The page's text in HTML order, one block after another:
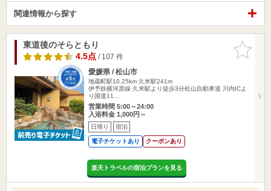
関連情報から探す
お気に入
りに追加
東道後のそらともり
4.5点/ 107 件
愛媛県 / 松山市
地蔵町駅10.25km 久米駅241m
伊予鉄横河原線 久米駅より徒歩3分松山自動車道 川内ICよ
り国道11…
営業時間 5:00～24:00
入浴料金 1,000円～
日帰り 宿泊
電子チケットあり クーポンあり
楽天トラベルの宿泊プランを見る